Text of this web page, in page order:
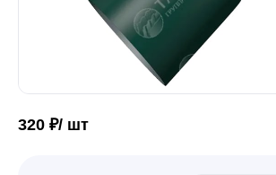
Водосточная система
Профили для гипсокартона
320 ₽/ шт